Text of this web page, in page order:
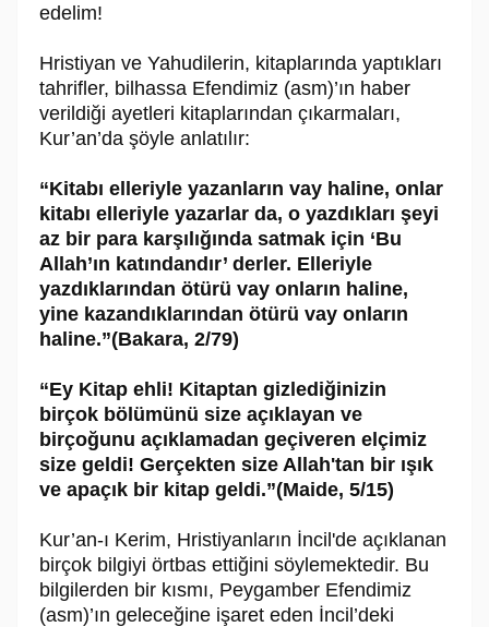
edelim!
Hristiyan ve Yahudilerin, kitaplarında yaptıkları
tahrifler, bilhassa Efendimiz (asm)’ın haber
verildiği ayetleri kitaplarından çıkarmaları,
Kur’an’da şöyle anlatılır:
“Kitabı elleriyle yazanların vay haline, onlar
kitabı elleriyle yazarlar da, o yazdıkları şeyi
az bir para karşılığında satmak için ‘Bu
Allah’ın katındandır’ derler. Elleriyle
yazdıklarından ötürü vay onların haline,
yine kazandıklarından ötürü vay onların
haline.”(Bakara, 2/79)
“Ey Kitap ehli! Kitaptan gizlediğinizin
birçok bölümünü size açıklayan ve
birçoğunu açıklamadan geçiveren elçimiz
size geldi! Gerçekten size Allah'tan bir ışık
ve apaçık bir kitap geldi.”(Maide, 5/15)
Kur’an-ı Kerim, Hristiyanların İncil'de açıklanan
birçok bilgiyi örtbas ettiğini söylemektedir. Bu
bilgilerden bir kısmı, Peygamber Efendimiz
(asm)’ın geleceğine işaret eden İncil’deki